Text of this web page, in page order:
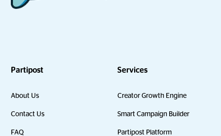
Partipost
About Us
Contact Us
FAQ
Services
Creator Growth Engine
Smart Campaign Builder
Partipost Platform